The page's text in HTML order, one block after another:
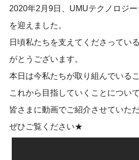
2020年2月9日、UMUテクノロジ
を迎えました。
日頃私たちを支えてくださってい
がとうございます。
本日は今私たちが取り組んでいるこ
これから目指していくことについて
皆さまに動画でご紹介させていただ
ぜひご覧ください★